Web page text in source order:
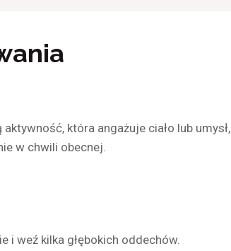
która angażuje ciało lub umysł,
w chwili obecnej.
i weź kilka głębokich oddechów.